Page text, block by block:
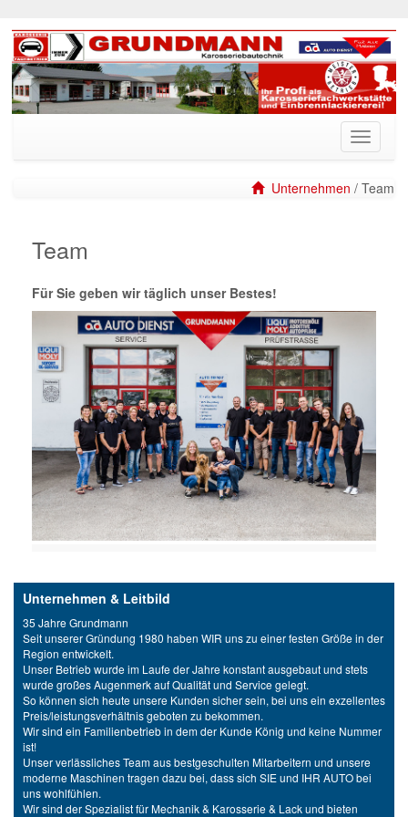
Unternehmen / Team
Team
Für Sie geben wir täglich unser Bestes!
Unternehmen & Leitbild
35 Jahre Grundmann
Seit unserer Gründung 1980 haben WIR uns zu einer festen Größe in der
Region entwickelt.
Unser Betrieb wurde im Laufe der Jahre konstant ausgebaut und stets
wurde großes Augenmerk auf Qualität und Service gelegt.
So können sich heute unsere Kunden sicher sein, bei uns ein exzellentes
Preis/leistungsverhältnis geboten zu bekommen.
Wir sind ein Familienbetrieb in dem der Kunde König und keine Nummer
ist!
Unser verlässliches Team aus bestgeschulten Mitarbeitern und unsere
moderne Maschinen tragen dazu bei, dass sich SIE und IHR AUTO bei
uns wohlfühlen.
Wir sind der Spezialist für Mechanik & Karosserie & Lack und bieten